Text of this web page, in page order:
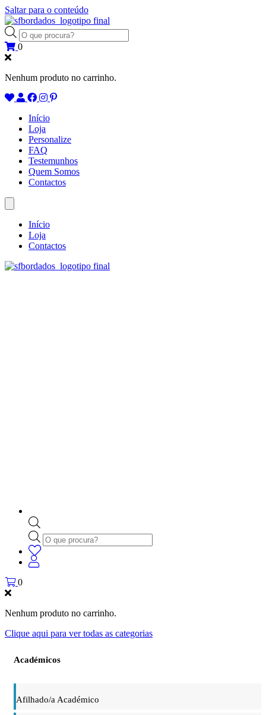
Saltar para o conteúdo
Products
search
0
Nenhum produto no carrinho.
Início
Loja
Personalize
FAQ
Testemunhos
Quem Somos
Contactos
Início
Loja
Contactos
Products
search
0
Nenhum produto no carrinho.
Clique aqui para ver todas as categorias
Académicos
Afilhado/a Académico